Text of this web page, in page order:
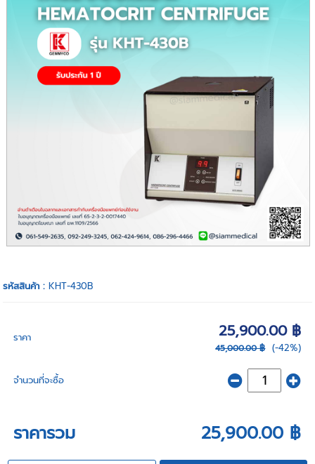
รหัสสินค้า :KHT-430B
ราคา 25,900.00 ฿
45,000.00 ฿ (-42%)
จำนวนที่จะซื้อ
ราคารวม 25,900.00 ฿